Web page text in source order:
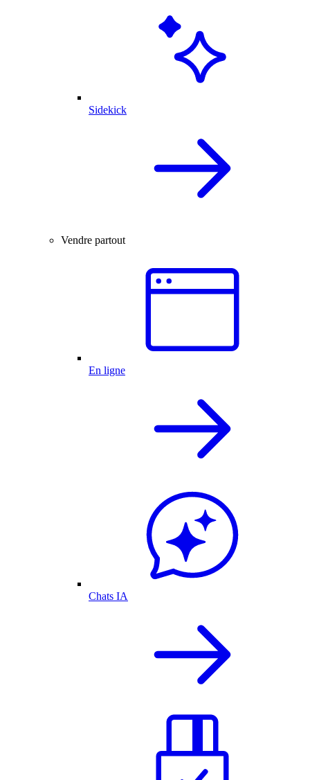
Sidekick
Vendre partout
En ligne
Chats IA